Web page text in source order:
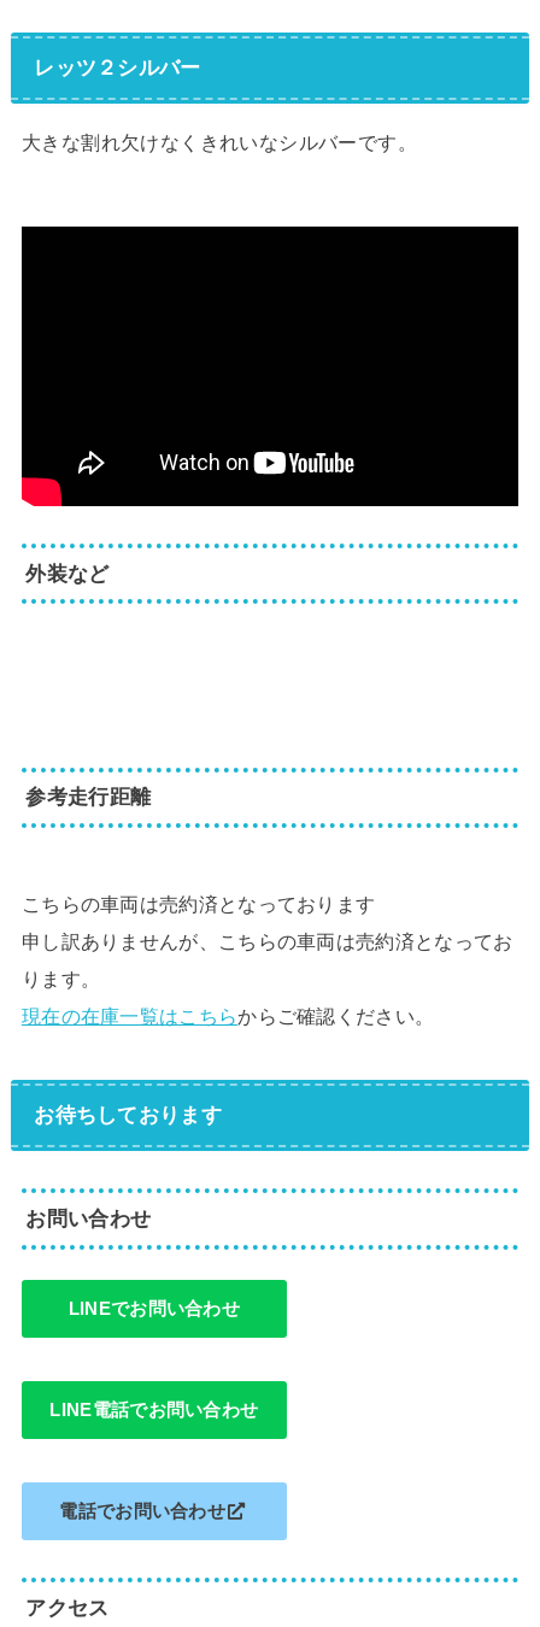
レッツ２シルバー
大きな割れ欠けなくきれいなシルバーです。
外装など
参考走行距離
こちらの車両は売約済となっております
申し訳ありませんが、こちらの車両は売約済となってお
ります。
現在の在庫一覧はこちらからご確認ください。
お待ちしております
お問い合わせ
LINEでお問い合わせ
LINE電話でお問い合わせ
電話でお問い合わせ
アクセス